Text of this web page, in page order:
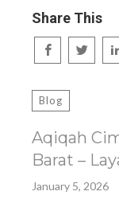
Share This
Blog
Aqiqah
Barat –
January 5, 2026